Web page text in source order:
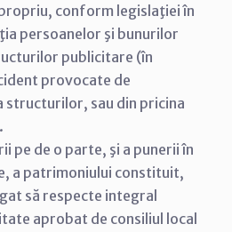
conform legislaţiei în
persoanelor şi bunurilor
publicitare (în
provocate de
structurilor, sau din pricina
pe de o parte, şi a punerii în
a patrimoniului constituit,
să respecte integral
aprobat de consiliul local